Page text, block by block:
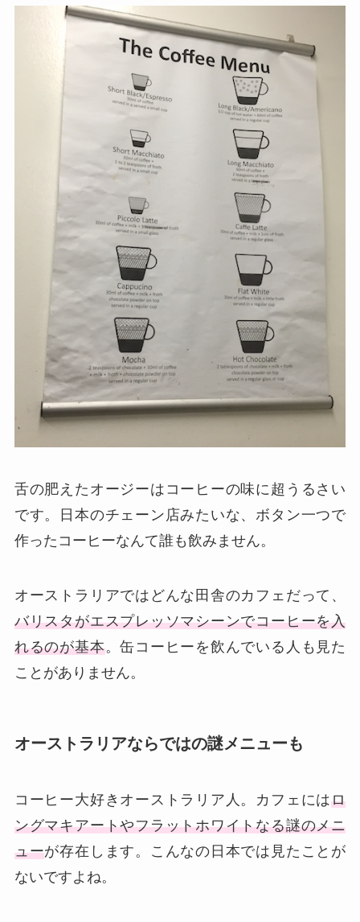
舌の肥えたオージーはコーヒーの味に超うるさい
です。日本のチェーン店みたいな、ボタン一つで
作ったコーヒーなんて誰も飲みません。
オーストラリアではどんな田舎のカフェだって、
バリスタがエスプレッソマシーンでコーヒーを入
れるのが基本。缶コーヒーを飲んでいる人も見た
ことがありません。
オーストラリアならではの謎メニューも
コーヒー大好きオーストラリア人。カフェにはロ
ングマキアートやフラットホワイトなる謎のメニ
ューが存在します。こんなの日本では見たことが
ないですよね。